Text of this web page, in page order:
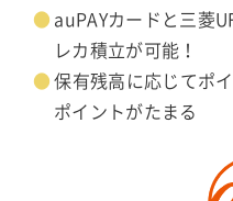
auPAYカードと三菱
レカ積立が可能！
保有残高に応じてポ
ポイントがたまる